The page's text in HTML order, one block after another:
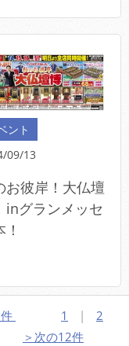
ント
09/13
お彼岸！大仏壇
inグランメッセ
1 |
2
＞次の12件